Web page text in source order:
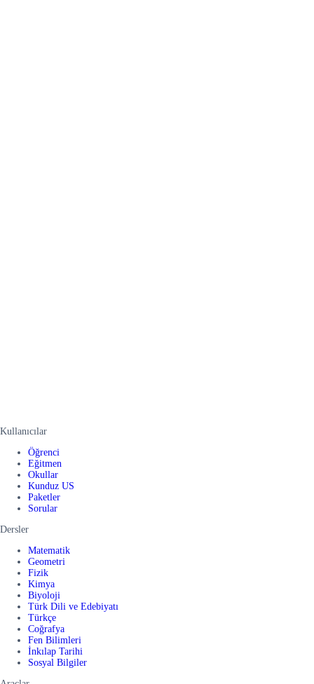
Kullanıcılar
Öğrenci
Eğitmen
Okullar
Kunduz US
Paketler
Sorular
Dersler
Matematik
Geometri
Fizik
Kimya
Biyoloji
Türk Dili ve Edebiyatı
Türkçe
Coğrafya
Fen Bilimleri
İnkılap Tarihi
Sosyal Bilgiler